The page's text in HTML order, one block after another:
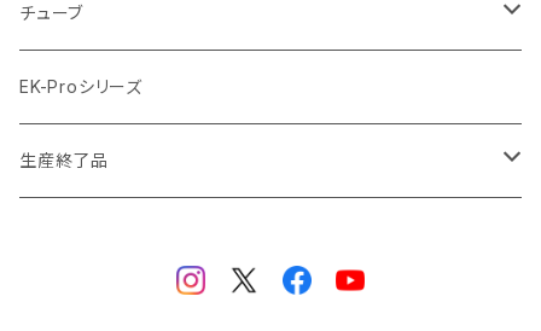
ラジエーターサイズ560mm
ブラック Black
ブラックニッケル BlackNickel
ゴールド Gold
クーラント
マウスパッド
ツール
チューブ
材質
ハード（PETG）
サイズ（OD:外径 / ID:内径）
EK-Proシリーズ
生産終了品